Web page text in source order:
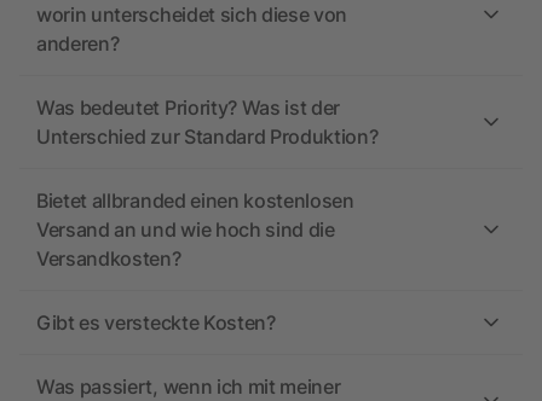
worin unterscheidet sich diese von
anderen?
Was bedeutet Priority? Was ist der
Unterschied zur Standard Produktion?
Bietet allbranded einen kostenlosen
Versand an und wie hoch sind die
Versandkosten?
Gibt es versteckte Kosten?
Was passiert, wenn ich mit meiner